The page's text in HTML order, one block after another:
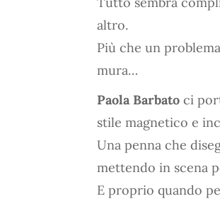
altro.
Più che un
mura…
Paola Barbato ci
stile magnetico e
Una penna che
mettendo in scena
E proprio quando